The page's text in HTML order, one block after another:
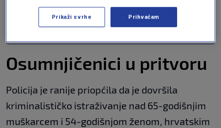
Kod rijeke Une napadnuti TV novinari
VIJESTI|12. svi.
Osumnjičenici u pritvoru
Policija je ranije priopćila da je dovršila
kriminalističko istraživanje nad 65-godišnjim
muškarcem i 54-godišnjom ženom, hrvatskim
Prikaži svrhe Prihvaćam